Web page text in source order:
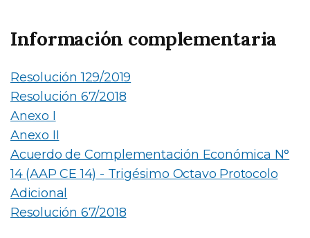
Información complementaria
Resolución 129/2019
Resolución 67/2018
Anexo I
Anexo II
Acuerdo de Complementación Económica N°
14 (AAP CE 14) - Trigésimo Octavo Protocolo
Adicional
Resolución 67/2018